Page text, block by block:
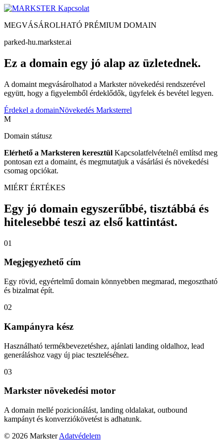
Kapcsolat
MEGVÁSÁROLHATÓ PRÉMIUM DOMAIN
parked-hu.markster.ai
Ez a domain egy jó alap az üzletednek.
A domaint megvásárolhatod a Markster növekedési rendszerével
együtt, hogy a figyelemből érdeklődők, ügyfelek és bevétel legyen.
Érdekel a domainNövekedés Marksterrel
M
Domain státusz
Elérhető a Marksteren keresztül Kapcsolatfelvételnél említsd meg
pontosan ezt a domaint, és megmutatjuk a vásárlási és növekedési
csomag opciókat.
MIÉRT ÉRTÉKES
Egy jó domain egyszerűbbé, tisztábbá és
hitelesebbé teszi az első kattintást.
01
Megjegyezhető cím
Egy rövid, egyértelmű domain könnyebben megmarad, megosztható
és bizalmat épít.
02
Kampányra kész
Használható termékbevezetéshez, ajánlati landing oldalhoz, lead
generáláshoz vagy új piac teszteléséhez.
03
Markster növekedési motor
A domain mellé pozicionálást, landing oldalakat, outbound
kampányt és konverziókövetést is adhatunk.
© 2026 Markster Adatvédelem